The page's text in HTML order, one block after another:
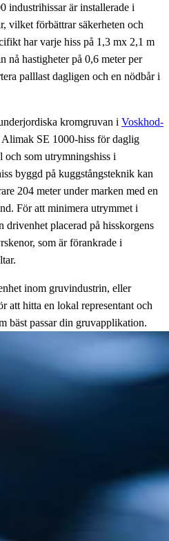
industrihissar är installerade i
vilket förbättrar säkerheten och
har varje hiss på 1,3 mx 2,1 m
nå hastigheter på 0,6 meter per
palllast dagligen och en nödbår i
kromgruvan i Voskhod-
Alimak SE 1000-hiss för daglig
och som utrymningshiss i
byggd på kuggstångsteknik kan
204 meter under marken med en
För att minimera utrymmet i
drivenhet placerad på hisskorgens
som är förankrade i
inom gruvindustrin, eller
att hitta en lokal representant och
bäst passar din gruvapplikation.